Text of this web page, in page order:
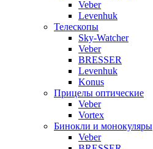
Veber
Levenhuk
Телескопы
Sky-Watcher
Veber
BRESSER
Levenhuk
Konus
Прицелы оптические
Veber
Vortex
Бинокли и монокуляры
Veber